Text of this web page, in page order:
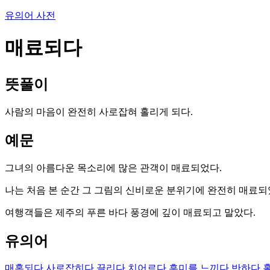
유의어 사전
매료되다
뜻풀이
사람의 마음이 완전히 사로잡혀 홀리게 되다.
예문
그녀의 아름다운 목소리에 많은 관객이 매료되었다.
나는 처음 본 순간 그 그림의 신비로운 분위기에 완전히 매료되
여행객들은 제주의 푸른 바다 풍경에 깊이 매료되고 말았다.
유의어